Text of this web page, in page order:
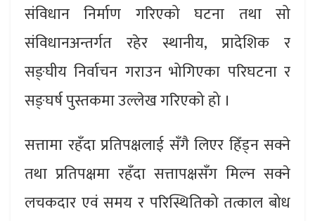
संविधान निर्माण गरिएको घटना तथा सो
संविधानअन्तर्गत रहेर स्थानीय, प्रादेशिक र
सङ्घीय निर्वाचन गराउन भोगिएका परिघटना र
सङ्घर्ष पुस्तकमा उल्लेख गरिएको हो ।
सत्तामा रहँदा प्रतिपक्षलाई सँगै लिएर हिँड्न सक्ने
तथा प्रतिपक्षमा रहँदा सत्तापक्षसँग मिल्न सक्ने
लचकदार एवं समय र परिस्थितिको तत्काल बोध